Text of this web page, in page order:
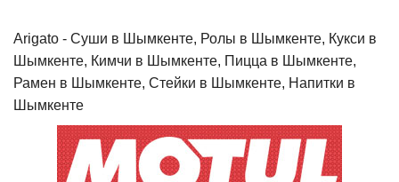
Arigato - Cуши в Шымкенте, Ролы в Шымкенте, Кукси в
Шымкенте, Кимчи в Шымкенте, Пицца в Шымкенте,
Рамен в Шымкенте, Стейки в Шымкенте, Напитки в
Шымкенте